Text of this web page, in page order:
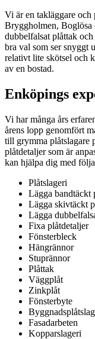
Vi är en takläggare
Bryggholmen, Boglösa
dubbelfalsat plåttak
bra val som ser snyggt
relativt lite skötsel och
av en bostad.
Enköpings
Vi har många års
årens lopp genomfört
till grymma plåtslagare
plåtdetaljer som är
kan hjälpa dig med
Plåtslageri
Lägga bandtäckt
Lägga skivtäckt
Lägga
Fixa plåtdetaljer
Fönsterbleck
Hängrännor
Stuprännor
Plåttak
Väggplåt
Zinkplåt
Fönsterbyte
Fasadarbeten
Kopparslageri